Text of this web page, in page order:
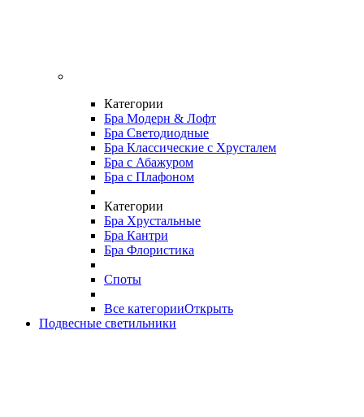
Категории
Бра Модерн & Лофт
Бра Светодиодные
Бра Классические с Хрусталем
Бра с Абажуром
Бра с Плафоном
Категории
Бра Хрустальные
Бра Кантри
Бра Флористика
Споты
Все категорииОткрыть
Подвесные светильники